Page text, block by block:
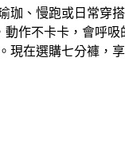
、慢跑或日常穿
作不卡卡，會呼
在選購七分褲